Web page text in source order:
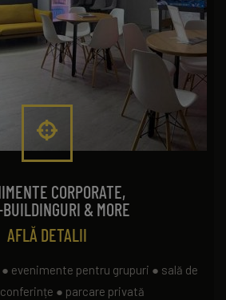
CORPORATE,
& MORE
AFLĂ DETALII
evenimente pentru grupuri ● sală de
● parcare privată